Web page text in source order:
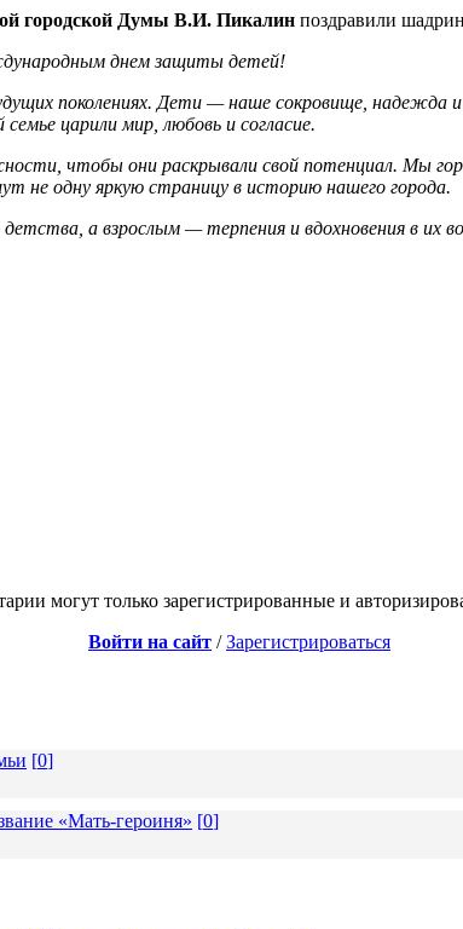
городской Думы В.И. Пикалин поздравили
днем защиты детей!
поколениях. Дети — наше сокровище, надежда
царили мир, любовь и согласие.
чтобы они раскрывали свой потенциал. Мы
не одну яркую страницу в историю нашего города.
детства, а взрослым — терпения и вдохновения в
могут только зарегистрированные и
Войти на сайт /Зарегистрироваться
[0]
«Мать-героиня» [0]